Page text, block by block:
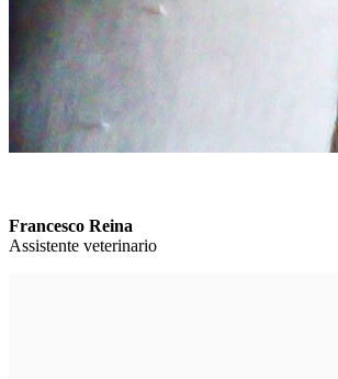
Francesco Reina
Assistente veterinario